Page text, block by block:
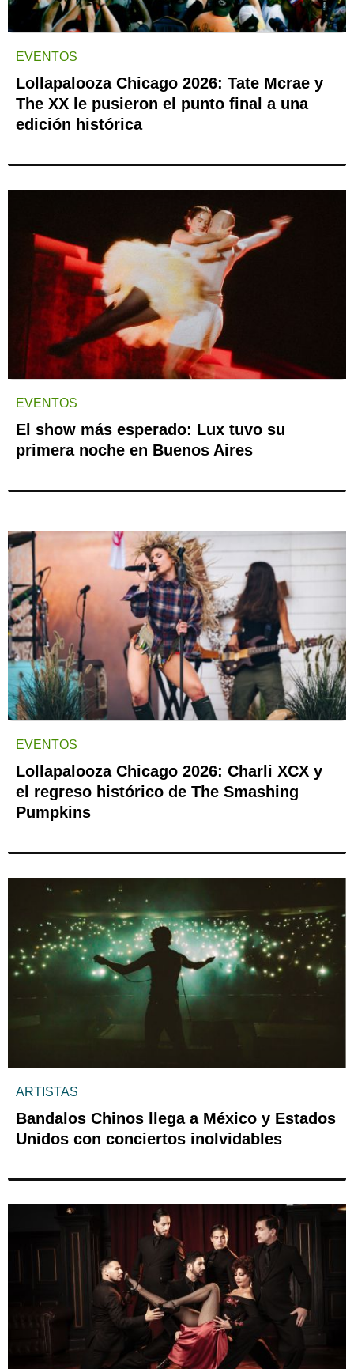
EVENTOS
Lollapalooza Chicago 2026: Tate Mcrae y
The XX le pusieron el punto final a una
edición histórica
EVENTOS
El show más esperado: Lux tuvo su
primera noche en Buenos Aires
EVENTOS
Lollapalooza Chicago 2026: Charli XCX y
el regreso histórico de The Smashing
Pumpkins
ARTISTAS
Bandalos Chinos llega a México y Estados
Unidos con conciertos inolvidables